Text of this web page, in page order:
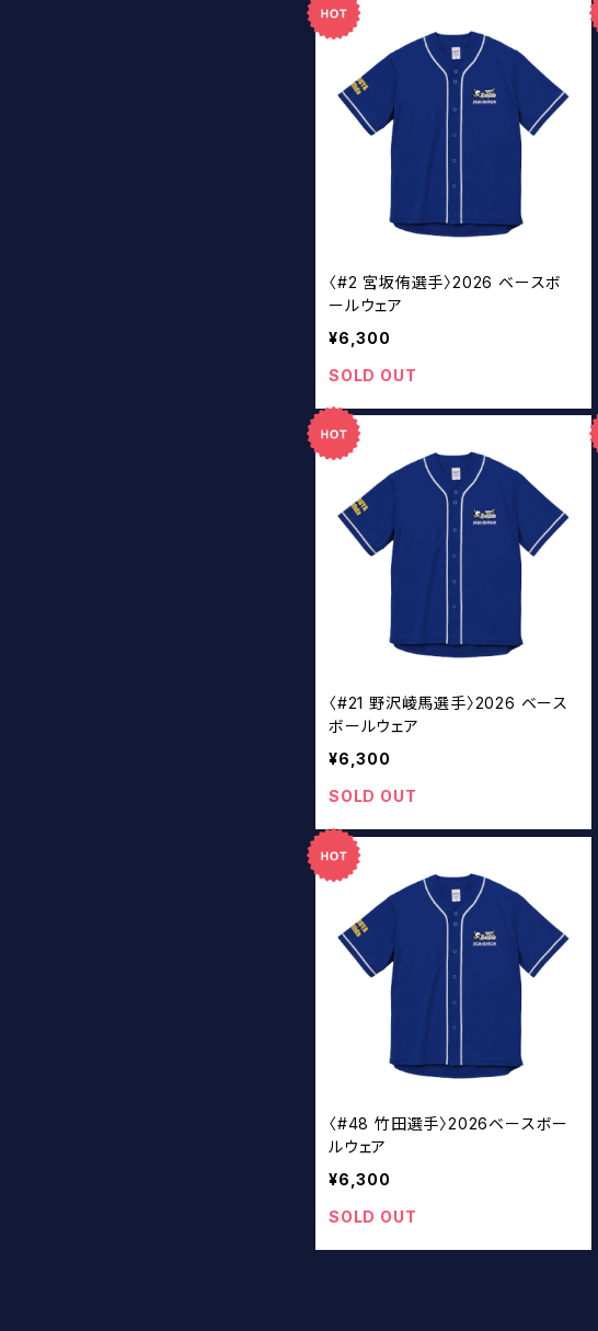
〈#2 宮坂侑選手〉2026 ベースボ
ールウェア
¥6,300
SOLD OUT
〈#21 野沢崚馬選手〉2026 ベース
ボールウェア
¥6,300
SOLD OUT
〈#48 竹田選手〉2026ベースボー
ルウェア
¥6,300
SOLD OUT